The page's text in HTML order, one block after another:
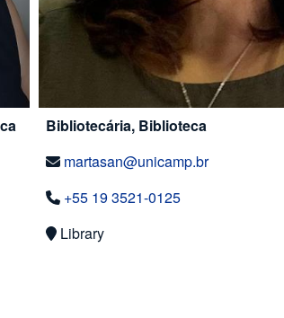
Bibliotecária, Biblioteca
martasan@unicamp.br
+55 19 3521-0125
Library